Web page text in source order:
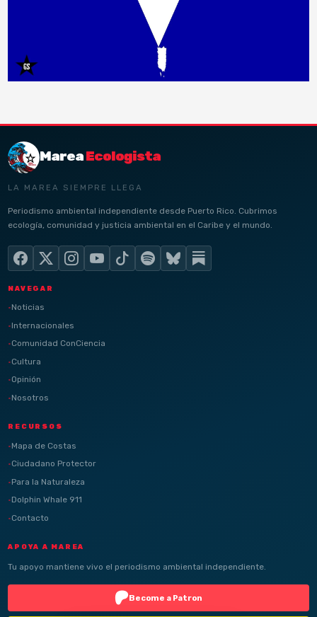
MareaEcologista
LA MAREA SIEMPRE LLEGA
Periodismo ambiental independiente desde Puerto Rico. Cubrimos
ecología, comunidad y justicia ambiental en el Caribe y el mundo.
NAVEGAR
Noticias
Internacionales
Comunidad ConCiencia
Cultura
Opinión
Nosotros
RECURSOS
Mapa de Costas
Ciudadano Protector
Para la Naturaleza
Dolphin Whale 911
Contacto
APOYA A MAREA
Tu apoyo mantiene vivo el periodismo ambiental independiente.
Become a Patron